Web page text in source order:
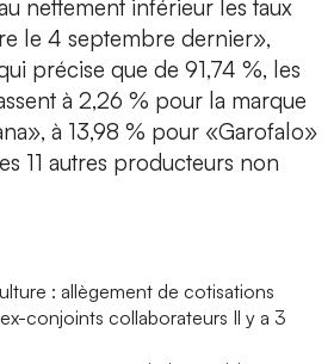
nettement inférieur les taux
le 4 septembre dernier»,
précise que de 91,74 %, les
à 2,26 % pour la marque
à 13,98 % pour «Garofalo»
11 autres producteurs non
: allègement de cotisations
conjoints collaborateurs Il y a 3